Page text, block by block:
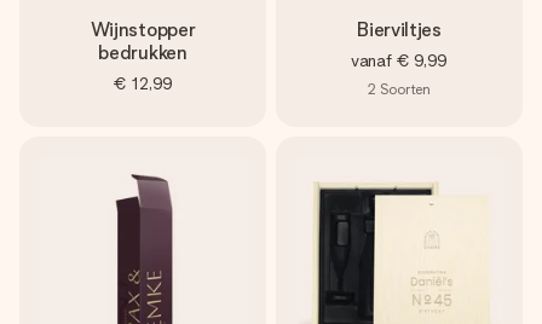
Wijnstopper
bedrukken
€ 12,99
Bierviltjes
vanaf € 9,99
2 Soorten